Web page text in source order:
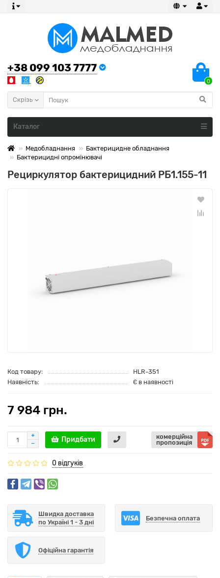
+38 099 103 7777
0
Скрізь
Каталог
Медобладнання
Бактерицидне обладнання
Бактерицидні опромінювачі
Рециркулятор бактерицидний РБ1.155-11
Код товару:
HLR-351
Наявність:
Є в наявності
7 984 грн.
Придбати
комерційна
пропозиція
0 відгуків
Швидка доставка
по Україні 1 - 3 дні
Безпечна оплата
Офіційна гарантія